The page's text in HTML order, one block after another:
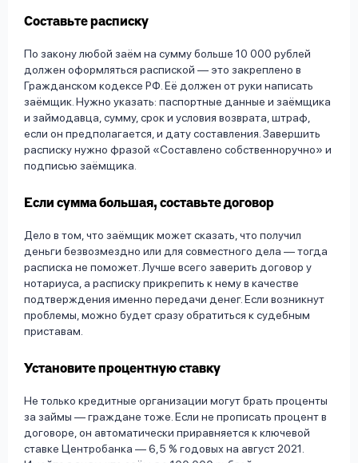
Составьте расписку
По закону любой заём на сумму больше 10 000 рублей
должен оформляться распиской — это закреплено в
Гражданском кодексе РФ. Её должен от руки написать
заёмщик. Нужно указать: паспортные данные и заёмщика
и займодавца, сумму, срок и условия возврата, штраф,
если он предполагается, и дату составления. Завершить
расписку нужно фразой «Составлено собственноручно» и
подписью заёмщика.
Если сумма большая, составьте договор
Дело в том, что заёмщик может сказать, что получил
деньги безвозмездно или для совместного дела — тогда
расписка не поможет. Лучше всего заверить договор у
нотариуса, а расписку прикрепить к нему в качестве
подтверждения именно передачи денег. Если возникнут
проблемы, можно будет сразу обратиться к судебным
приставам.
Установите процентную ставку
Не только кредитные организации могут брать проценты
за займы — граждане тоже. Если не прописать процент в
договоре, он автоматически приравняется к ключевой
ставке Центробанка — 6,5 % годовых на август 2021.